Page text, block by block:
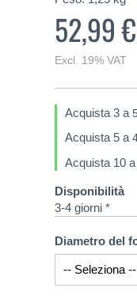
52,99 €
Excl. 19% VAT
Acquista 3 a
Acquista 5 a
Acquista 10 a
Disponibilità
3-4 giorni *
Diametro del